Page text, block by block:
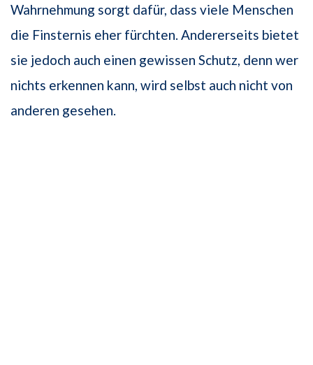
Wahrnehmung sorgt dafür, dass viele Menschen
die Finsternis eher fürchten. Andererseits bietet
sie jedoch auch einen gewissen Schutz, denn wer
nichts erkennen kann, wird selbst auch nicht von
anderen gesehen.